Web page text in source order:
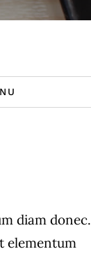
diam donec.
elementum